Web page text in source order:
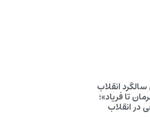
انقلاب
تا فریاد»؛
در انقلاب